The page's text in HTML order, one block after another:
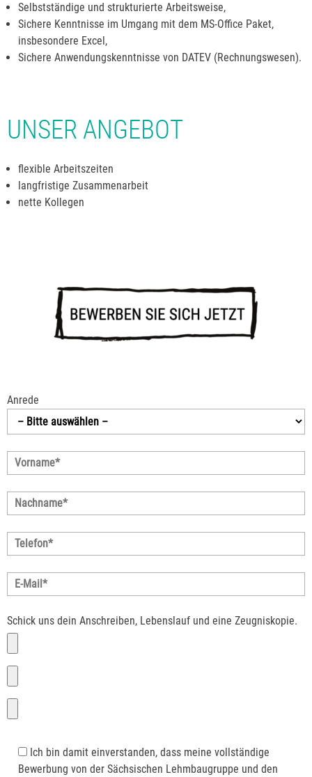
Selbstständige und strukturierte Arbeitsweise,
Sichere Kenntnisse im Umgang mit dem MS-Office Paket,
insbesondere Excel,
Sichere Anwendungskenntnisse von DATEV (Rechnungswesen).
UNSER ANGEBOT
flexible Arbeitszeiten
langfristige Zusammenarbeit
nette Kollegen
Anrede
Schick uns dein Anschreiben, Lebenslauf und eine Zeugniskopie.
Ich bin damit einverstanden, dass meine vollständige
Bewerbung von der Sächsischen Lehmbaugruppe und den